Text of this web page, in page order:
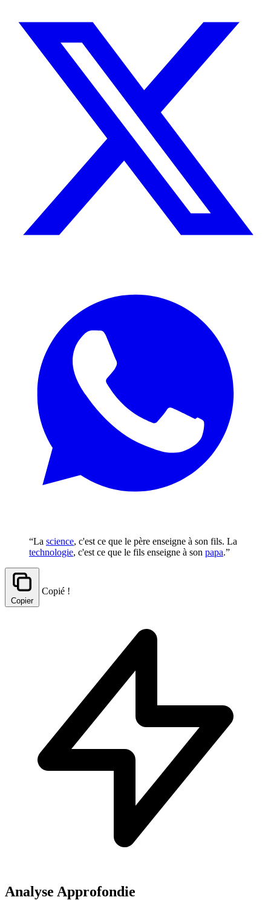
“La science, c'est ce que le père enseigne à son fils. La
technologie, c'est ce que le fils enseigne à son papa.”
Copier
Copié !
Analyse Approfondie